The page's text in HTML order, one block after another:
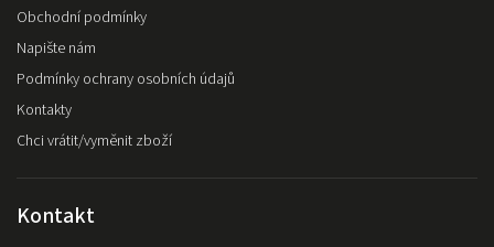
Obchodní podmínky
Napište nám
Podmínky ochrany osobních údajů
Kontakty
Chci vrátit/vyměnit zboží
Kontakt